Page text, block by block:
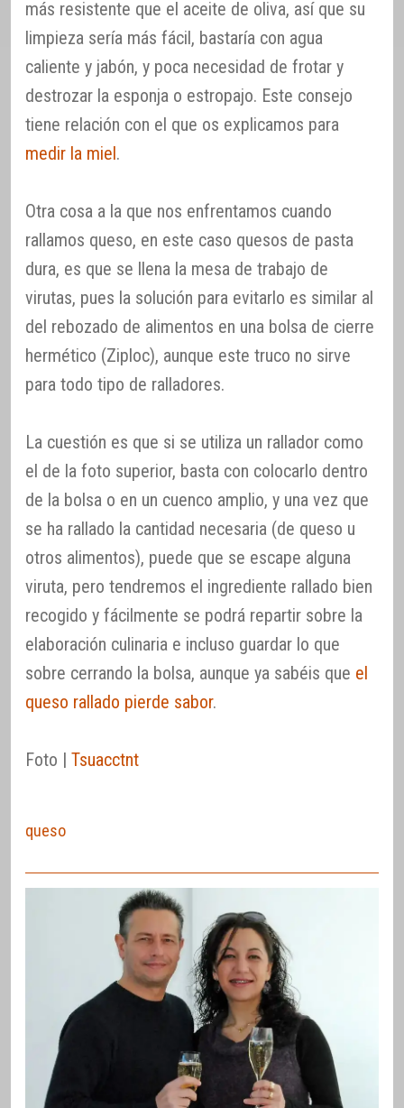
más resistente que el aceite de oliva, así que su
limpieza sería más fácil, bastaría con agua
caliente y jabón, y poca necesidad de frotar y
destrozar la esponja o estropajo. Este consejo
tiene relación con el que os explicamos para
medir la miel.
Otra cosa a la que nos enfrentamos cuando
rallamos queso, en este caso quesos de pasta
dura, es que se llena la mesa de trabajo de
virutas, pues la solución para evitarlo es similar al
del rebozado de alimentos en una bolsa de cierre
hermético (Ziploc), aunque este truco no sirve
para todo tipo de ralladores.
La cuestión es que si se utiliza un rallador como
el de la foto superior, basta con colocarlo dentro
de la bolsa o en un cuenco amplio, y una vez que
se ha rallado la cantidad necesaria (de queso u
otros alimentos), puede que se escape alguna
viruta, pero tendremos el ingrediente rallado bien
recogido y fácilmente se podrá repartir sobre la
elaboración culinaria e incluso guardar lo que
sobre cerrando la bolsa, aunque ya sabéis que el
queso rallado pierde sabor.
Foto | Tsuacctnt
queso